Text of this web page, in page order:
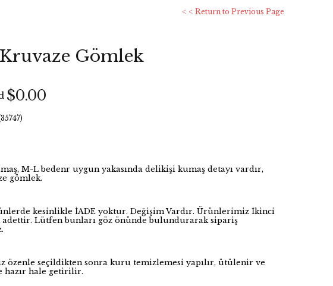
< < Return to Previous Page
Gömlek
$0.00
M-L bedenr uygun yakasında delikişi kumaş detayı vardır,
gömlek.
kesinlikle İADE yoktur. Değişim Vardır. Ürünlerimiz İkinci
Lütfen bunları göz önünde bulundurarak sipariş
özenle seçildikten sonra kuru temizlemesi yapılır, ütülenir ve
hazır hale getirilir.